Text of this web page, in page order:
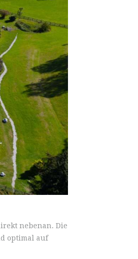
nebenan. Die
optimal auf